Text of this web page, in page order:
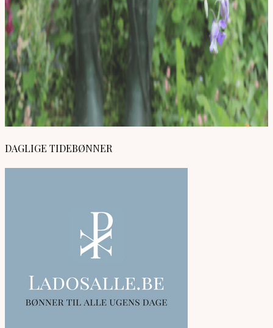
DAGLIGE TIDEBØNNER